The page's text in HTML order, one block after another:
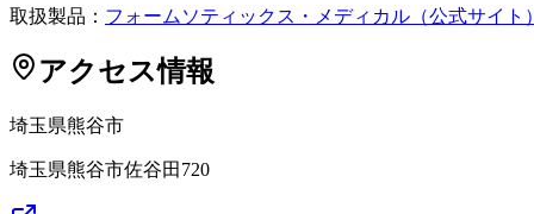
取扱製品： フォームソティックス・メディカル（公式サイト
アクセス情報
埼玉県熊谷市
埼玉県熊谷市佐谷田720